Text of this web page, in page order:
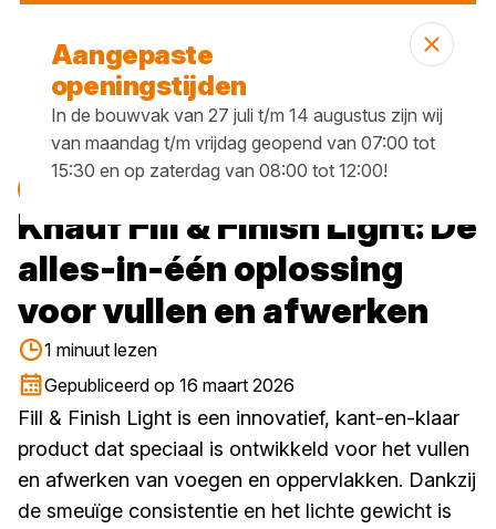
Knauf Fill & Finish Light: De
alles-in-één oplossing
voor vullen en afwerken
1 minuut lezen
Gepubliceerd op 16 maart 2026
Fill & Finish Light is een innovatief, kant-en-klaar
product dat speciaal is ontwikkeld voor het vullen
en afwerken van voegen en oppervlakken. Dankzij
de smeuïge consistentie en het lichte gewicht is
Aangepaste
openingstijden
In de bouwvak van 27 juli t/m 14 augustus zijn wij
van maandag t/m vrijdag geopend van 07:00 tot
15:30 en op zaterdag van 08:00 tot 12:00!